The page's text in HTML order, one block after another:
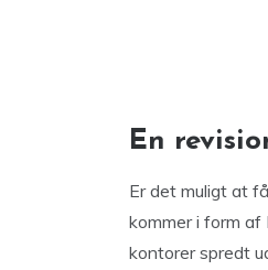
En
Er det muligt at
kommer i form
kontorer spredt